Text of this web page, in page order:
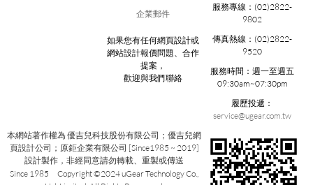
企業郵件
如果您有任何網頁設計或
網站設計報價問題、合作
提案，
歡迎與我們聯絡
服務專線： (02)2822-
9802
傳真熱線： (02)2822-
9520
服務時間：週一至週五
09:30am~07:30pm
履歷投遞：
service@ugear.com.tw
本網站著作權為 優吉兒科技股份有限公司；優吉兒網
頁設計公司；原鉅企業有限公司 [Since1985 ~ 2019]
設計製作，非經同意請勿轉載、重製或傳送
Since 1985 Copyright ©2024 uGear Technology Co.,